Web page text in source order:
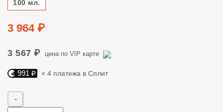
100 мл.
Цена
3 964 ₽
3 567 ₽ цена по VIP карте
Яндекс Сплит. 991 руб, 4 платежа в Сплит
991 ₽ × 4 платежа в Сплит